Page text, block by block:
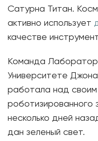
Сатурна Титан.
активно использует
качестве
Команда
Университете
работала над
роботизированного
несколько дней
дан зеленый свет.